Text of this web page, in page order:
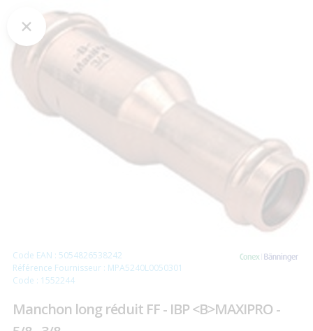
Code EAN : 5054826538242
Référence Fournisseur : MPA5240L0050301
Code : 1552244
Manchon long réduit FF - IBP <B>MAXIPRO -